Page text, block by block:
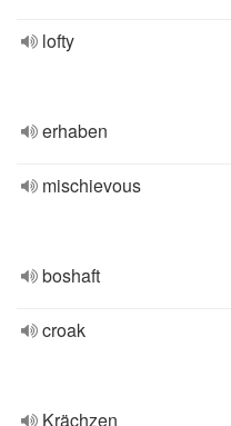
lofty
erhaben
mischievous
boshaft
croak
Krächzen